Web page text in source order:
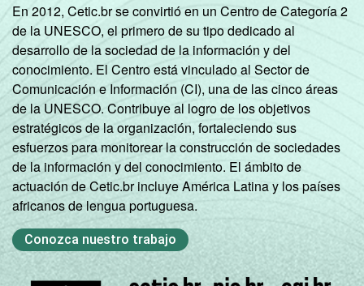
En 2012, Cetic.br se convirtió en un Centro de Categoría 2
de la UNESCO, el primero de su tipo dedicado al
desarrollo de la sociedad de la información y del
conocimiento. El Centro está vinculado al Sector de
Comunicación e Información (CI), una de las cinco áreas
de la UNESCO. Contribuye al logro de los objetivos
estratégicos de la organización, fortaleciendo sus
esfuerzos para monitorear la construcción de sociedades
de la información y del conocimiento. El ámbito de
actuación de Cetic.br incluye América Latina y los países
africanos de lengua portuguesa.
Conozca nuestro trabajo